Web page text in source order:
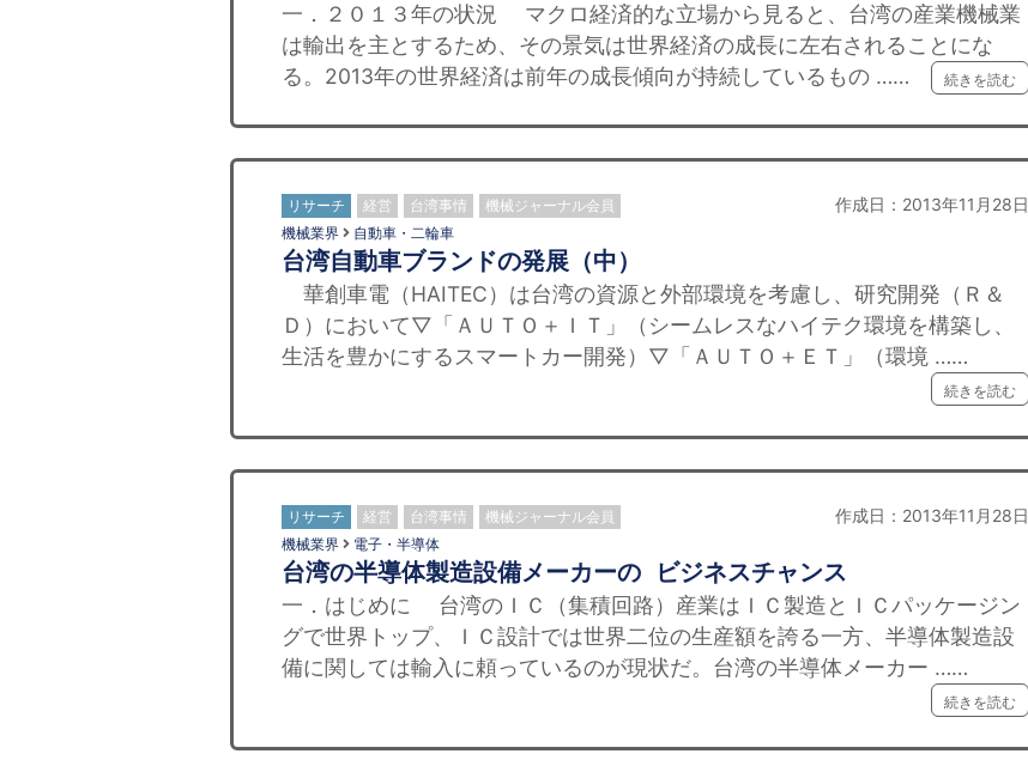
一．２０１３年の状況 マクロ経済的な立場から見ると、台湾の産業機械業
は輸出を主とするため、その景気は世界経済の成長に左右されることにな
る。2013年の世界経済は前年の成長傾向が持続しているもの ……
続きを読む
リサーチ 経営 台湾事情 機械ジャーナル会員 作成日：2013年11月28日
機械業界 自動車・二輪車
台湾自動車ブランドの発展（中）
華創車電（HAITEC）は台湾の資源と外部環境を考慮し、研究開発（Ｒ＆
Ｄ）において▽「ＡＵＴＯ＋ＩＴ」（シームレスなハイテク環境を構築し、
生活を豊かにするスマートカー開発）▽「ＡＵＴＯ＋ＥＴ」（環境 ……
続きを読む
リサーチ 経営 台湾事情 機械ジャーナル会員 作成日：2013年11月28日
機械業界 電子・半導体
台湾の半導体製造設備メーカーの ビジネスチャンス
一．はじめに 台湾のＩＣ（集積回路）産業はＩＣ製造とＩＣパッケージン
グで世界トップ、ＩＣ設計では世界二位の生産額を誇る一方、半導体製造設
備に関しては輸入に頼っているのが現状だ。台湾の半導体メーカー ……
続きを読む